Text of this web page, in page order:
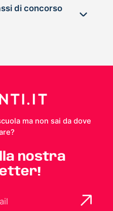
ma non sai da dove
nostra